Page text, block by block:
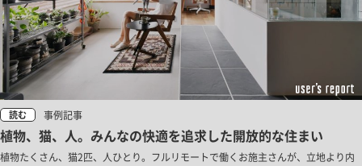
読む 事例記事
植物、猫、人。みんなの快適を追求した開放的な住まい
植物たくさん、猫2匹、人ひとり。フルリモートで働くお施主さんが、立地より内